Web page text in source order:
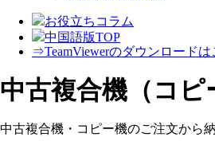
お役立ちコラム
中国語版TOP
⇒TeamViewerのダウンロードは
中古複合機（コ
中古複合機・コピー機のご注文から